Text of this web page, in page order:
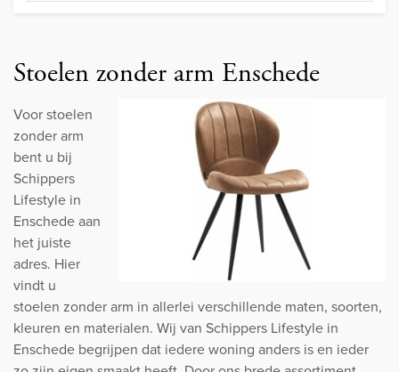
Stoelen zonder arm Enschede
Voor stoelen
zonder arm
bent u bij
Schippers
Lifestyle in
Enschede aan
het juiste
adres. Hier
vindt u
stoelen zonder arm in allerlei verschillende maten, soorten,
kleuren en materialen. Wij van Schippers Lifestyle in
Enschede begrijpen dat iedere woning anders is en ieder